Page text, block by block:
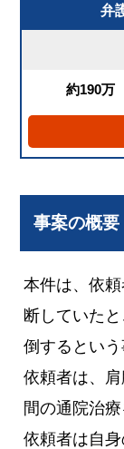
弁
約190万
事案の概要
本件は、依
断していた
倒するという
依頼者は、
間の通院治
依頼者は自